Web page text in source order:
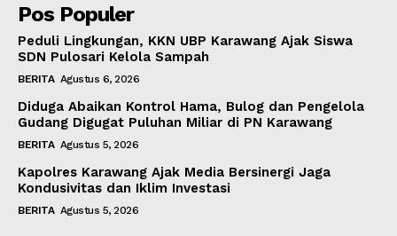
Pos Populer
Peduli Lingkungan, KKN UBP Karawang Ajak Siswa
SDN Pulosari Kelola Sampah
BERITA Agustus 6, 2026
Diduga Abaikan Kontrol Hama, Bulog dan Pengelola
Gudang Digugat Puluhan Miliar di PN Karawang
BERITA Agustus 5, 2026
Kapolres Karawang Ajak Media Bersinergi Jaga
Kondusivitas dan Iklim Investasi
BERITA Agustus 5, 2026